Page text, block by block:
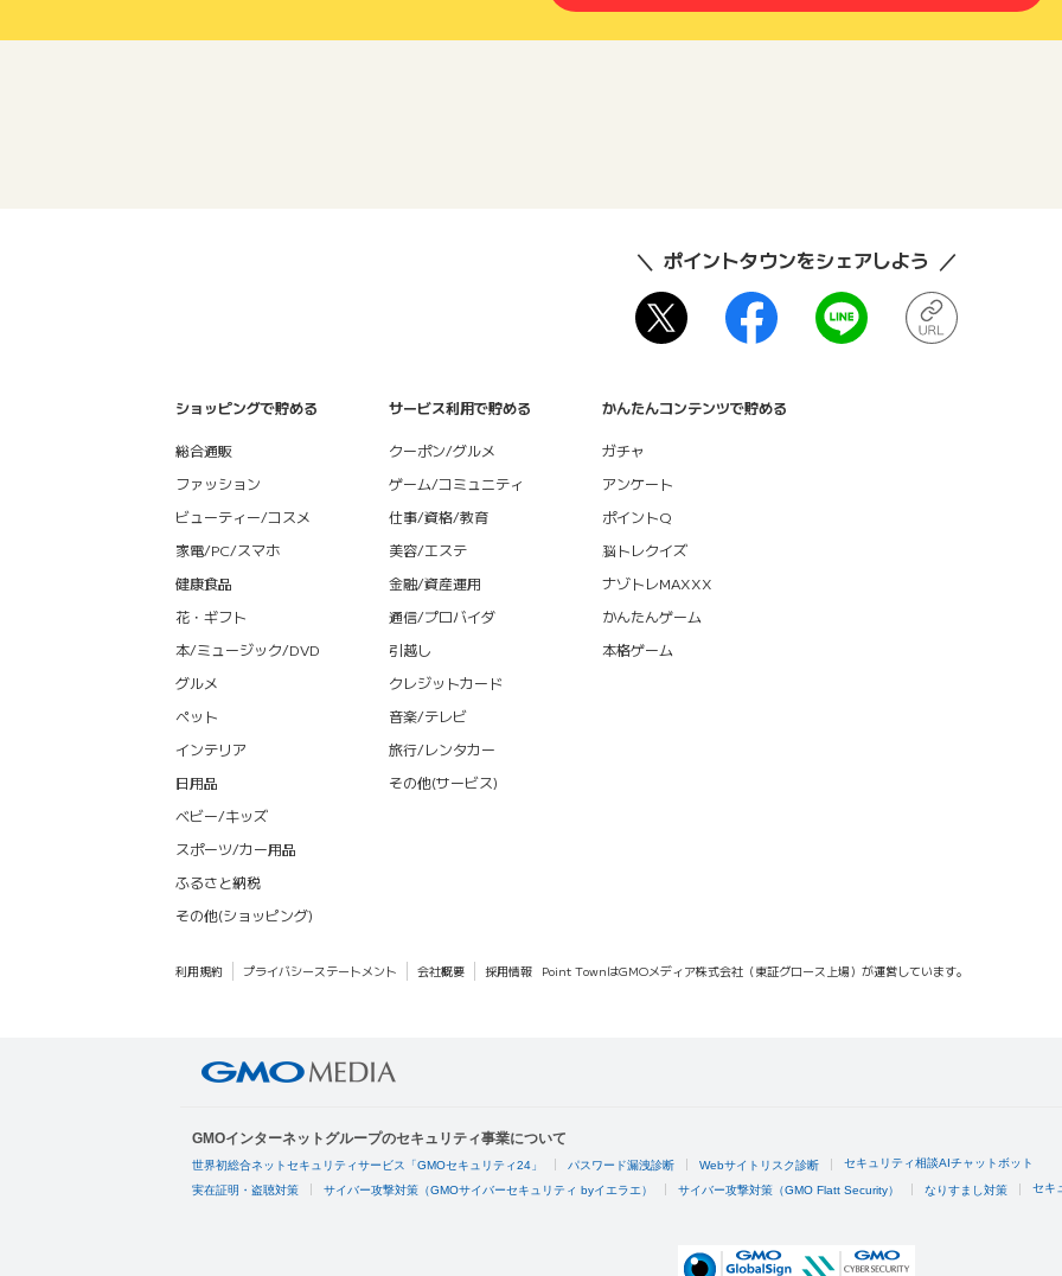
ポイントタウンをシェアしよう
ショッピングで貯める
総合通販
ファッション
ビューティー/コスメ
家電/PC/スマホ
健康食品
花・ギフト
本/ミュージック/DVD
グルメ
ペット
インテリア
日用品
ベビー/キッズ
スポーツ/カー用品
ふるさと納税
その他(ショッピング)
サービス利用で貯める
クーポン/グルメ
ゲーム/コミュニティ
仕事/資格/教育
美容/エステ
金融/資産運用
通信/プロバイダ
引越し
クレジットカード
音楽/テレビ
旅行/レンタカー
その他(サービス)
かんたんコンテンツで貯める
ガチャ
アンケート
ポイントQ
脳トレクイズ
ナゾトレMAXXX
かんたんゲーム
本格ゲーム
利用規約 プライバシーステートメント 会社概要 採用情報 Point TownはGMOメディア株式会社（東証グロース上場）が運営しています。
GMOインターネットグループのセキュリティ事業について
世界初総合ネットセキュリティサービス「GMOセキュリティ24」 パスワード漏洩診断 Webサイトリスク診断 セキュリティ相談AIチャットボット
実在証明・盗聴対策 サイバー攻撃対策（GMOサイバーセキュリティ byイエラエ） サイバー攻撃対策（GMO Flatt Security） なりすまし対策 セキ